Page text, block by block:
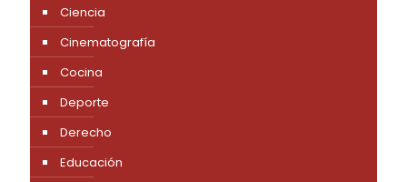
Ciencia
Cinematografía
Cocina
Deporte
Derecho
Educación